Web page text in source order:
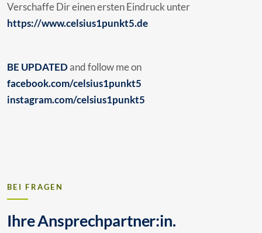
Verschaffe Dir einen ersten Eindruck unter
https://www.celsius1punkt5.de
BE UPDATEDand follow me on
facebook.com/celsius1punkt5
instagram.com/celsius1punkt5
BEI FRAGEN
Ihre Ansprechpartner:in.